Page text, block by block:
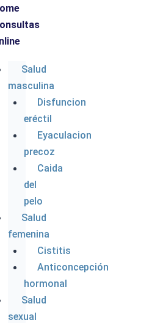
Salud
masculina
Disfuncion
eréctil
Eyaculacion
precoz
Caida
del
pelo
Salud
femenina
Cistitis
Anticoncepción
hormonal
Salud
sexual
lo que estás